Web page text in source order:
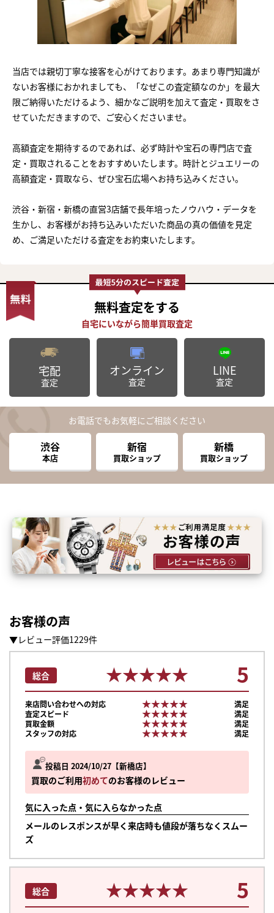
当店では親切丁寧な接客を心がけております。あまり専門知識が
ないお客様におかれましても、「なぜこの査定額なのか」を最大
限ご納得いただけるよう、細かなご説明を加えて査定・買取をさ
せていただきますので、ご安心くださいませ。
高額査定を期待するのであれば、必ず時計や宝石の専門店で査
定・買取されることをおすすめいたします。時計とジュエリーの
高額査定・買取なら、ぜひ宝石広場へお持ち込みください。
渋谷・新宿・新橋の直営3店舗で長年培ったノウハウ・データを
生かし、お客様がお持ち込みいただいた商品の真の価値を見定
め、ご満足いただける査定をお約束いたします。
無料査定をする
宅配
査定
オンライン
査定
LINE
査定
お電話でもお気軽にご相談ください
渋谷
本店
新宿
買取ショップ
新橋
買取ショップ
お客様の声
▼レビュー評価1229件
投稿日 2024/10/27 新橋店
買取のご利用初めてのお客様のレビュー
気に入った点・気に入らなかった点
メールのレスポンスが早く来店時も値段が落ちなくスムー
ズ
総合 ★★★★★
★★★★★ 5
来店問い合わせへの対応 ★★★★★
★★★★★
満足
査定スピード
★★★★★
★★★★★
満足
買取金額
★★★★★
★★★★★
満足
スタッフの対応
★★★★★
★★★★★ 満足
総合 ★★★★★
★★★★★ 5
まずは
かんたん30秒でお試し査定